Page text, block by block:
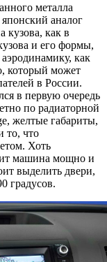
металла
аналог
кузова, как в
и его формы,
как
который может
в России.
в первую очередь
по радиаторной
желтые габариты,
то, что
Хоть
машина мощно и
выделить двери,
градусов.